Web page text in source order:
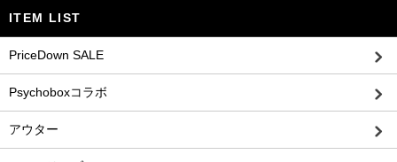
ITEM LIST
PriceDown SALE
Psychoboxコラボ
アウター